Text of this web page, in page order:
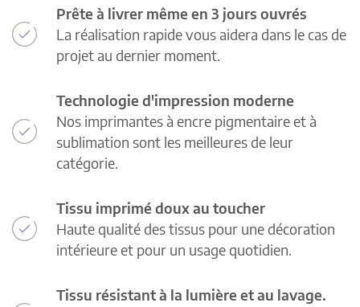
Prête à livrer même en 3 jours ouvrés
La réalisation rapide vous aidera dans le cas de
projet au dernier moment.
Technologie d'impression moderne
Nos imprimantes à encre pigmentaire et à
sublimation sont les meilleures de leur
catégorie.
Tissu imprimé doux au toucher
Haute qualité des tissus pour une décoration
intérieure et pour un usage quotidien.
Tissu résistant à la lumière et au lavage.